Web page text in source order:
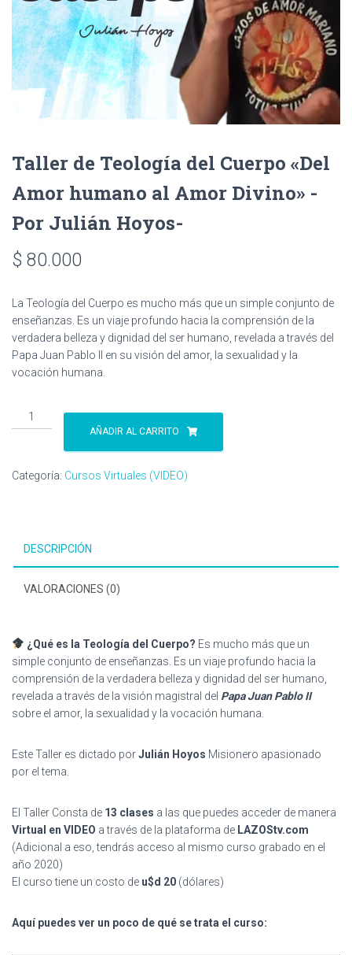
Taller de Teología del Cuerpo «Del
Amor humano al Amor Divino» -
Por Julián Hoyos-
$ 80.000
La Teología del Cuerpo es mucho más que un simple conjunto de
enseñanzas. Es un viaje profundo hacia la comprensión de la
verdadera belleza y dignidad del ser humano, revelada a través del
Papa Juan Pablo II en su visión del amor, la sexualidad y la
vocación humana.
Taller
de
Cuerpo
Amor
Divino"
Julián
Hoyos-
AÑADIR AL CARRITO
Categoría: Cursos Virtuales (VIDEO)
DESCRIPCIÓN
VALORACIONES (0)
¿Qué es la Teología del Cuerpo? Es mucho más que un
simple conjunto de enseñanzas. Es un viaje profundo hacia la
comprensión de la verdadera belleza y dignidad del ser humano,
revelada a través de la visión magistral del Papa Juan Pablo II
sobre el amor, la sexualidad y la vocación humana.
Este Taller es dictado porJulián Hoyos Misionero apasionado
por el tema.
El Taller Consta de 13 clases a las que puedes acceder de manera
Virtual en VIDEO a través de la plataforma de LAZOStv.com
(Adicional a eso, tendrás acceso al mismo curso grabado en el
año 2020)
El curso tiene un costo de u$d 20 (dólares)
Aquí puedes ver un poco de qué se trata el curso: